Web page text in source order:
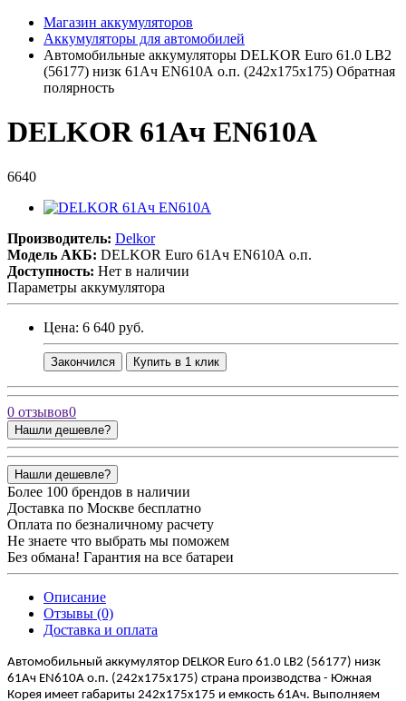
Магазин аккумуляторов
Аккумуляторы для автомобилей
Автомобильные аккумуляторы DELKOR Euro 61.0 LB2
(56177) низк 61Ач EN610А о.п. (242х175х175) Обратная
полярность
DELKOR 61Ач EN610А
6640
Производитель: Delkor
Модель АКБ: DELKOR Euro 61Ач EN610А о.п.
Доступность: Нет в наличии
Параметры аккумулятора
Цена: 6 640 руб.
Закончился Купить в 1 клик
0 отзывов0
Нашли дешевле?
Нашли дешевле?
Более 100 брендов в наличии
Доставка по Москве бесплатно
Оплата по безналичному расчету
Не знаете что выбрать мы поможем
Без обмана! Гарантия на все батареи
Описание
Отзывы (0)
Доставка и оплата
Автомобильный аккумулятор DELKOR Euro 61.0 LB2 (56177) низк
61Ач EN610А о.п. (242х175х175) страна производства - Южная
Корея имеет габариты 242х175х175 и емкость 61Ач. Выполняем